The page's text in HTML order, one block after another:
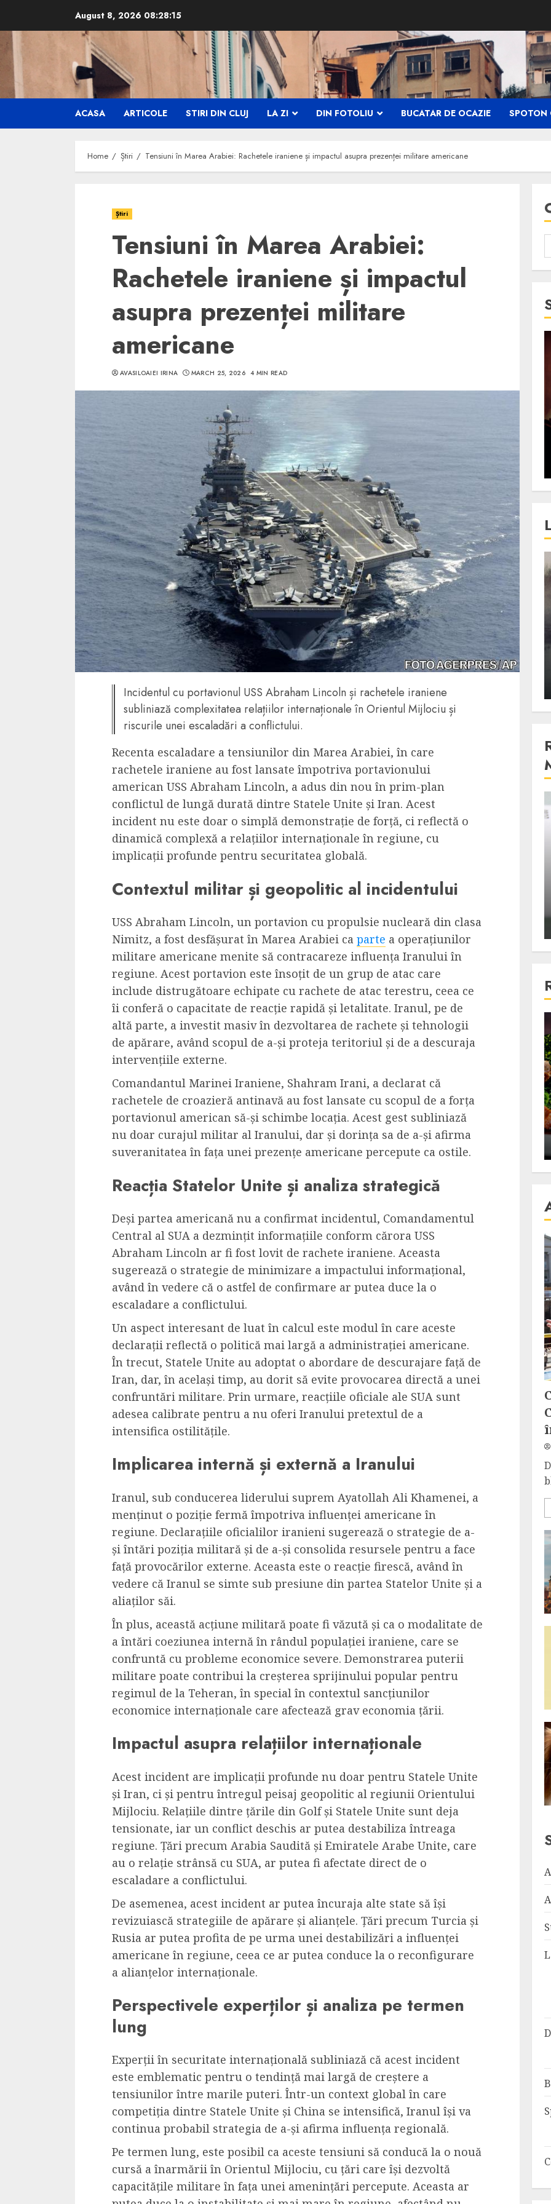
content
August 8, 2026 08:28:17
ACASA ARTICOLE STIRI DIN CLUJ LA ZI DIN FOTOLIU BUCATAR DE OCAZIE SPOTON
Home Știri Tensiuni în Marea Arabiei: Rachetele iraniene și impactul asupra prezenței militare americane
Știri
Tensiuni în Marea Arabiei:
Rachetele iraniene și impactul
asupra prezenței militare
americane
AVASILOAIEI IRINA MARCH 25, 2026 4 MIN READ
Incidentul cu portavionul USS Abraham Lincoln și rachetele iraniene
subliniază complexitatea relațiilor internaționale în Orientul Mijlociu și
riscurile unei escaladări a conflictului.
Recenta escaladare a tensiunilor din Marea Arabiei, în care
rachetele iraniene au fost lansate împotriva portavionului
american USS Abraham Lincoln, a adus din nou în prim-plan
conflictul de lungă durată dintre Statele Unite și Iran. Acest
incident nu este doar o simplă demonstrație de forță, ci reflectă o
dinamică complexă a relațiilor internaționale în regiune, cu
implicații profunde pentru securitatea globală.
Contextul militar și geopolitic al incidentului
USS Abraham Lincoln, un portavion cu propulsie nucleară din clasa
Nimitz, a fost desfășurat în Marea Arabiei ca parte a operațiunilor
militare americane menite să contracareze influența Iranului în
regiune. Acest portavion este însoțit de un grup de atac care
include distrugătoare echipate cu rachete de atac terestru, ceea ce
îi conferă o capacitate de reacție rapidă și letalitate. Iranul, pe de
altă parte, a investit masiv în dezvoltarea de rachete și tehnologii
de apărare, având scopul de a-și proteja teritoriul și de a descuraja
intervențiile externe.
Comandantul Marinei Iraniene, Shahram Irani, a declarat că
rachetele de croazieră antinavă au fost lansate cu scopul de a forța
portavionul american să-și schimbe locația. Acest gest subliniază
nu doar curajul militar al Iranului, dar și dorința sa de a-și afirma
suveranitatea în fața unei prezențe americane percepute ca ostile.
Reacția Statelor Unite și analiza strategică
Deși partea americană nu a confirmat incidentul, Comandamentul
Central al SUA a dezmințit informațiile conform cărora USS
Abraham Lincoln ar fi fost lovit de rachete iraniene. Aceasta
sugerează o strategie de minimizare a impactului informațional,
având în vedere că o astfel de confirmare ar putea duce la o
escaladare a conflictului.
Un aspect interesant de luat în calcul este modul în care aceste
declarații reflectă o politică mai largă a administrației americane.
În trecut, Statele Unite au adoptat o abordare de descurajare față de
Iran, dar, în același timp, au dorit să evite provocarea directă a unei
confruntări militare. Prin urmare, reacțiile oficiale ale SUA sunt
adesea calibrate pentru a nu oferi Iranului pretextul de a
intensifica ostilitățile.
Implicarea internă și externă a Iranului
Iranul, sub conducerea liderului suprem Ayatollah Ali Khamenei, a
menținut o poziție fermă împotriva influenței americane în
regiune. Declarațiile oficialilor iranieni sugerează o strategie de a-
și întări poziția militară și de a-și consolida resursele pentru a face
față provocărilor externe. Aceasta este o reacție firescă, având în
vedere că Iranul se simte sub presiune din partea Statelor Unite și a
aliaților săi.
În plus, această acțiune militară poate fi văzută și ca o modalitate de
a întări coeziunea internă în rândul populației iraniene, care se
confruntă cu probleme economice severe. Demonstrarea puterii
militare poate contribui la creșterea sprijinului popular pentru
regimul de la Teheran, în special în contextul sancțiunilor
economice internaționale care afectează grav economia țării.
Impactul asupra relațiilor internaționale
Acest incident are implicații profunde nu doar pentru Statele Unite
și Iran, ci și pentru întregul peisaj geopolitic al regiunii Orientului
Mijlociu. Relațiile dintre țările din Golf și Statele Unite sunt deja
tensionate, iar un conflict deschis ar putea destabiliza întreaga
regiune. Țări precum Arabia Saudită și Emiratele Arabe Unite, care
au o relație strânsă cu SUA, ar putea fi afectate direct de o
escaladare a conflictului.
De asemenea, acest incident ar putea încuraja alte state să își
revizuiască strategiile de apărare și alianțele. Țări precum Turcia și
Rusia ar putea profita de pe urma unei destabilizări a influenței
americane în regiune, ceea ce ar putea conduce la o reconfigurare
a alianțelor internaționale.
Perspectivele experților și analiza pe termen
lung
Experții în securitate internațională subliniază că acest incident
este emblematic pentru o tendință mai largă de creștere a
tensiunilor între marile puteri. Într-un context global în care
competiția dintre Statele Unite și China se intensifică, Iranul își va
continua probabil strategia de a-și afirma influența regională.
Pe termen lung, este posibil ca aceste tensiuni să conducă la o nouă
cursă a înarmării în Orientul Mijlociu, cu țări care își dezvoltă
capacitățile militare în fața unei amenințări percepute. Aceasta ar
5 min read
SpotOn Cluj
Ce poti vizita in jurul
Clujului cand te afli intr-un
weekend prelungit in
“Orasul Comoara”?
ALEXANDRU S. MAY 31, 2023
Festivalurile Clujului. De
an?
DECEMBER 13, 2023
4 min read
La zi
Razboiul din Gaza, scanteia
fatala pentru Orientul
Mijlociu?
NOVEMBER 1, 2023
3 min read
Stiinta
Lumina ar putea contribui
si ea la evaporarea apei in
natura
ALEXANDRU S.
3 min read
Din fotoliu
Dungeons & Dragons:
Onoare printre hoti, un
cucereste de la primele
ALEXANDRU S. MAY 17, 2023
4 min read
Din fotoliu
The Killer, un film care nu a
nivelul asteptarilor
ALEXANDRU S. DECEMBER 6, 2023
4 min read
Cele mai delicioase retete
cu piept de curcan
ALEXANDRU S. MAY 24, 2023
4 min read
3 retete delicioase in care
carnea de rata e vedeta
incontestabila
NOVEMBER 29, 2023